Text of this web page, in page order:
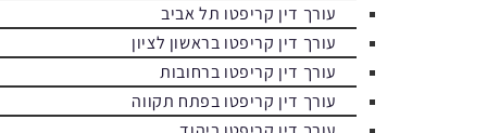
עורך דין קריפטו תל אביב
עורך דין קריפטו בראשון לציון
עורך דין קריפטו ברחובות
עורך דין קריפטו בפתח תקווה